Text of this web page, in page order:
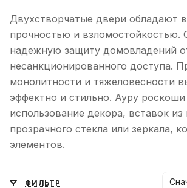
Двухстворчатые двери обладают
прочностью и взломостойкостью.
надежную защиту домовладений
несанкционированного доступа.
монолитности и тяжеловесности
эффектно и стильно. Ауру роскоши
использование декора, вставок из
прозрачного стекла или зеркала,
элементов.
ФИЛЬТР